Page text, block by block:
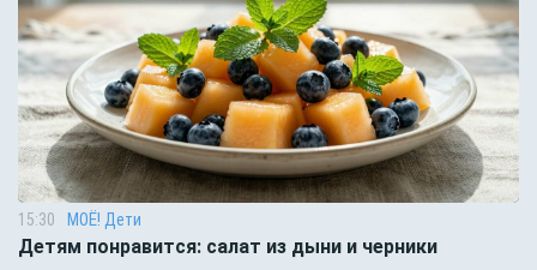
15:30 МОЁ! Дети
Детям понравится: салат из дыни и черники